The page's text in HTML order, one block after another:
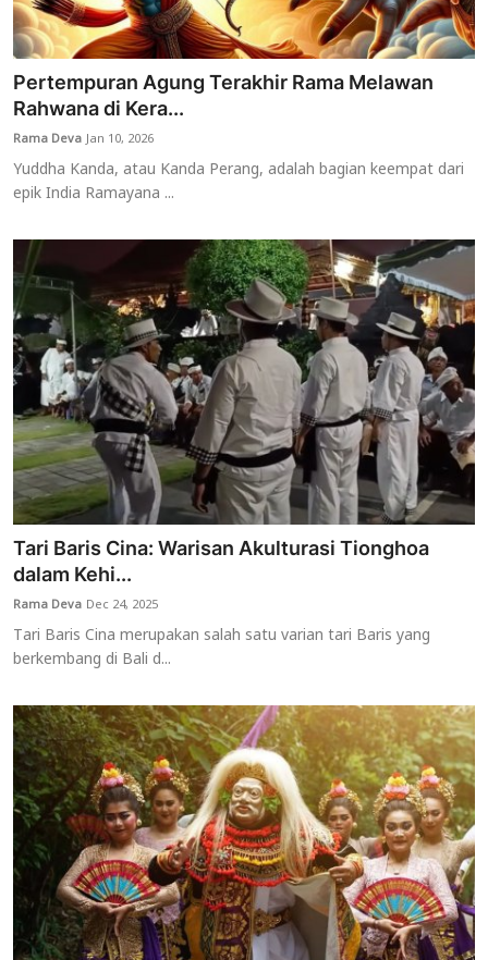
Pertempuran Agung Terakhir Rama Melawan
Rahwana di Kera...
Rama DevaJan 10, 2026
Yuddha Kanda, atau Kanda Perang, adalah bagian keempat dari
epik India Ramayana ...
Tari Baris Cina: Warisan Akulturasi Tionghoa
dalam Kehi...
Rama Deva Dec 24, 2025
Tari Baris Cina merupakan salah satu varian tari Baris yang
berkembang di Bali d...